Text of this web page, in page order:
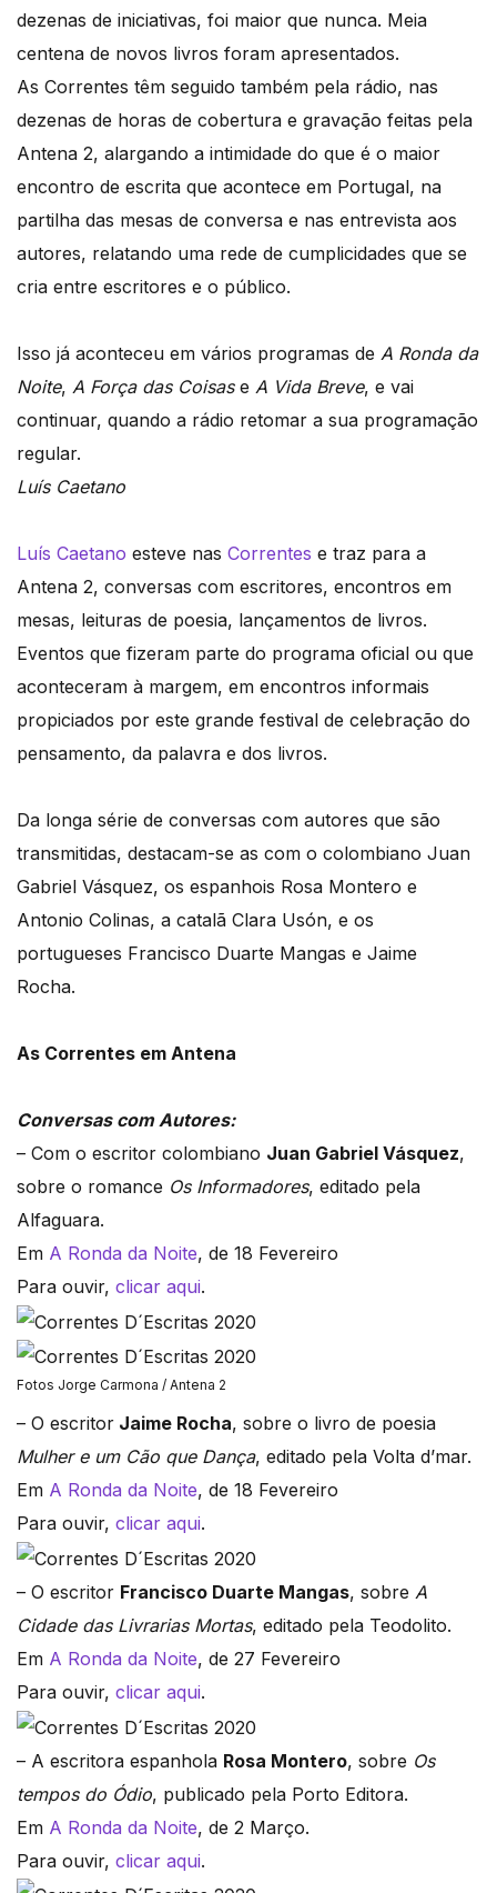
dezenas de iniciativas, foi maior que nunca. Meia
centena de novos livros foram apresentados.
As Correntes têm seguido também pela rádio, nas
dezenas de horas de cobertura e gravação feitas pela
Antena 2, alargando a intimidade do que é o maior
encontro de escrita que acontece em Portugal, na
partilha das mesas de conversa e nas entrevista aos
autores, relatando uma rede de cumplicidades que se
cria entre escritores e o público.
Isso já aconteceu em vários programas de A Ronda da
Noite, A Força das Coisase A Vida Breve, e vai
continuar, quando a rádio retomar a sua programação
regular.
Luís Caetano
Luís Caetano esteve nas Correntes e traz para a
Antena 2, conversas com escritores, encontros em
mesas, leituras de poesia, lançamentos de livros.
Eventos que fizeram parte do programa oficial ou que
aconteceram à margem, em encontros informais
propiciados por este grande festival de celebração do
pensamento, da palavra e dos livros.
Da longa série de conversas com autores que são
transmitidas, destacam-se as com o colombiano Juan
Gabriel Vásquez, os espanhois Rosa Montero e
Antonio Colinas, a catalã Clara Usón, e os
portugueses Francisco Duarte Mangas e Jaime
Rocha.
As Correntes em Antena
Conversas com Autores:
– Com o escritor colombiano Juan Gabriel Vásquez,
sobre o romance Os Informadores, editado pela
Alfaguara.
Em A Ronda da Noite, de 18 Fevereiro
Para ouvir, clicar aqui.
Fotos Jorge Carmona / Antena 2
– O escritor Jaime Rocha, sobre o livro de poesia
Mulher e um Cão que Dança, editado pela Volta d’mar.
Em A Ronda da Noite, de 18 Fevereiro
Para ouvir, clicar aqui.
– O escritor Francisco Duarte Mangas, sobre A
Cidade das Livrarias Mortas, editado pela Teodolito.
Em A Ronda da Noite, de 27 Fevereiro
Para ouvir, clicar aqui.
– A escritora espanhola Rosa Montero, sobre Os
tempos do Ódio, publicado pela Porto Editora.
Em A Ronda da Noite, de 2 Março.
Para ouvir, clicar aqui.